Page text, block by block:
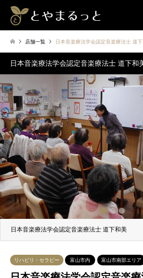
店舗一覧 日本音楽療法学会認定音楽療法士 道下
日本音楽療法学会認定音楽療法士 道下和
日本音楽療法学会認定音楽療法士 道下和美
1 2 3
リハビリ・セラピー 富山市内 富山市南部エリア